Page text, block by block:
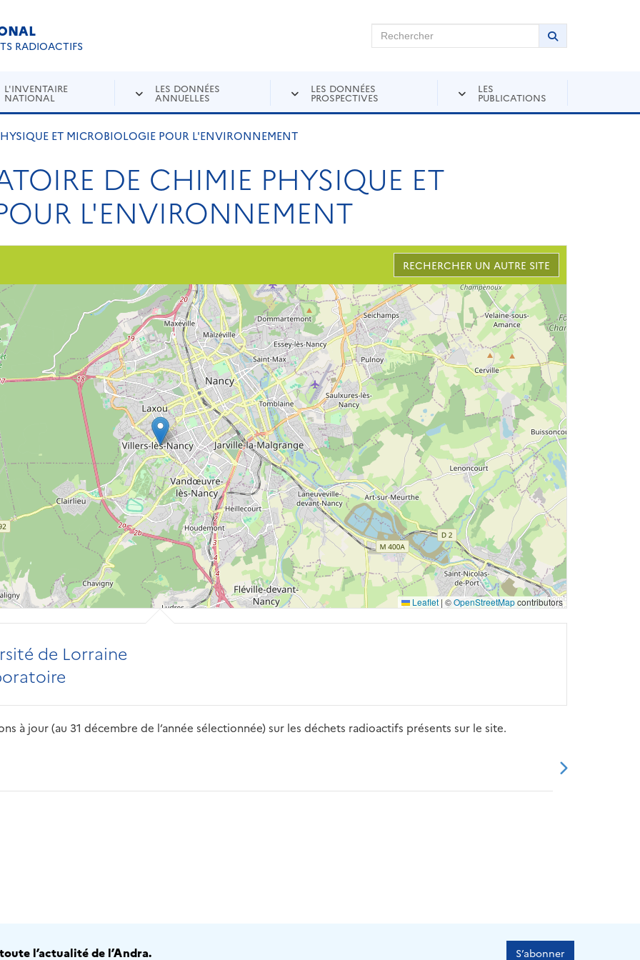
RADIOACTIFS
Rechercher sur Andra Inventaire Rechercher
Lancer la
L'INVENTAIRE
NATIONAL
LES DONNÉES
ANNUELLES
LES DONNÉES
PROSPECTIVES
LES
PUBLICATIONS
ET MICROBIOLOGIE POUR L'ENVIRONNEMENT
DE CHIMIE PHYSIQUE ET
L'ENVIRONNEMENT
RECHERCHER UN AUTRE SITE
Leaflet |©OpenStreetMapcontributors
de Lorraine
à jour (au 31 décembre de l’année sélectionnée) sur les déchets radioactifs présents sur le site.
l’actualité de l’Andra. S’abonner